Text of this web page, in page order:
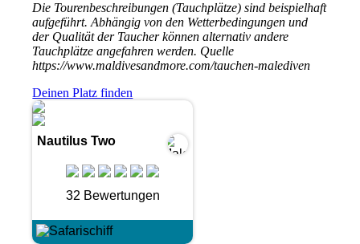
Die Tourenbeschreibungen (Tauchplätze) sind beispielhaft
aufgeführt. Abhängig von den Wetterbedingungen und
der Qualität der Taucher können alternativ andere
Tauchplätze angefahren werden. Quelle
https://www.maldivesandmore.com/tauchen-malediven
Deinen Platz finden
Nautilus Two
32 Bewertungen